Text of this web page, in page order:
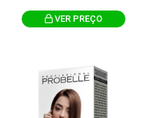
VER PREÇO